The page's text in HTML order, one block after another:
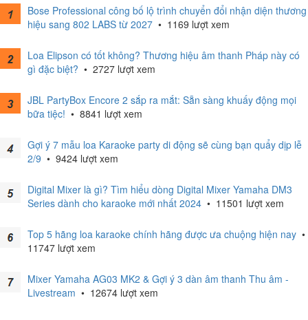
Bose Professional công bố lộ trình chuyển đổi nhận diện thương
hiệu sang 802 LABS từ 2027 • 1169 lượt xem
Loa Elipson có tốt không? Thương hiệu âm thanh Pháp này có
gì đặc biệt? • 2727 lượt xem
JBL PartyBox Encore 2 sắp ra mắt: Sẵn sàng khuấy động mọi
bữa tiệc! • 8841 lượt xem
Gợi ý 7 mẫu loa Karaoke party di động sẽ cùng bạn quẩy dịp lễ
2/9 • 9424 lượt xem
Digital Mixer là gì? Tìm hiểu dòng Digital Mixer Yamaha DM3
Series dành cho karaoke mới nhất 2024 • 11501 lượt xem
Top 5 hãng loa karaoke chính hãng được ưa chuộng hiện nay •
11747 lượt xem
Mixer Yamaha AG03 MK2 & Gợi ý 3 dàn âm thanh Thu âm -
Livestream • 12674 lượt xem